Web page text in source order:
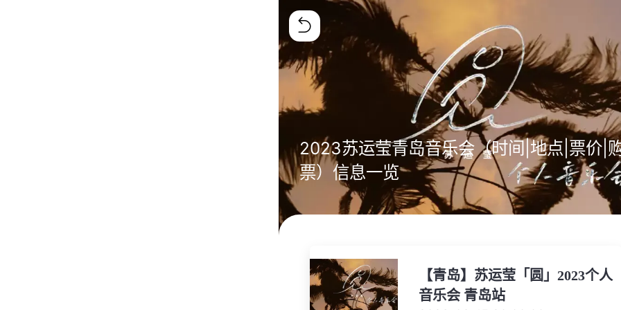
2023苏运莹青岛音乐会（时间|地点|票价|
票）信息一览
【青岛】苏运莹「圆」2023个人
音乐会 青岛站